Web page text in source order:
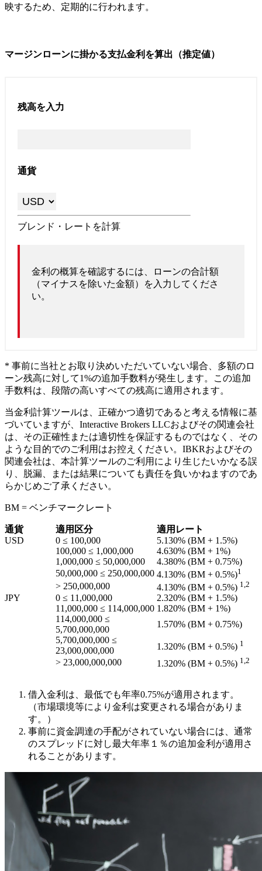
映するため、定期的に行われます。
マージンローンに掛かる支払金利を算出（推定値）
残高を入力
通貨
ブレンド・レートを計算
金利の概算を確認するには、ローンの合計額
（マイナスを除いた金額）を入力してくださ
い。
* 事前に当社とお取り決めいただいていない場合、多額のロ
ーン残高に対して1%の追加手数料が発生します。この追加
手数料は、段階の高いすべての残高に適用されます。
当金利計算ツールは、正確かつ適切であると考える情報に基
づいていますが、Interactive Brokers LLCおよびその関連会社
は、その正確性または適切性を保証するものではなく、その
ような目的でのご利用はお控えください。IBKRおよびその
関連会社は、本計算ツールのご利用により生じたいかなる誤
り、脱漏、または結果についても責任を負いかねますのであ
らかじめご了承ください。
BM = ベンチマークレート
通貨 適用区分
適用レート
USD
0 ≤ 100,000 5.130% (BM + 1.5%)
100,000 ≤ 1,000,000
4.630% (BM + 1%)
1,000,000 ≤ 50,000,000
4.380% (BM + 0.75%)
50,000,000 ≤ 250,000,000 4.130% (BM + 0.5%)1
> 250,000,000 4.130% (BM + 0.5%) 1,2
JPY 0 ≤ 11,000,000 2.320% (BM + 1.5%)
11,000,000 ≤ 114,000,000 1.820% (BM + 1%)
114,000,000 ≤
5,700,000,000
1.570% (BM + 0.75%)
5,700,000,000 ≤
23,000,000,000
1.320% (BM + 0.5%) 1
> 23,000,000,000 1.320% (BM + 0.5%) 1,2
借入金利は、最低でも年率0.75%が適用されます。
（市場環境等により金利は変更される場合がありま
す。）
事前に資金調達の手配がされていない場合には、通常
のスプレッドに対し最大年率１％の追加金利が適用さ
れることがあります。